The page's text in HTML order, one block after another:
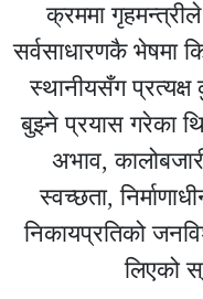
क्रममा
सर्वसाधारणकै भेषमा
स्थानीयसँग प्रत्यक्ष
बुझ्ने प्रयास गरेका
अभाव,
स्वच्छता,
निकायप्रतिको
लिएको